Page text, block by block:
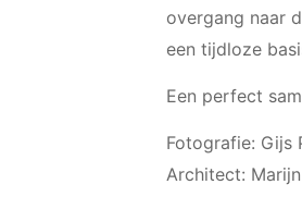
overgang naar
een tijdloze
Een perfect
Fotografie: Gijs
Architect: